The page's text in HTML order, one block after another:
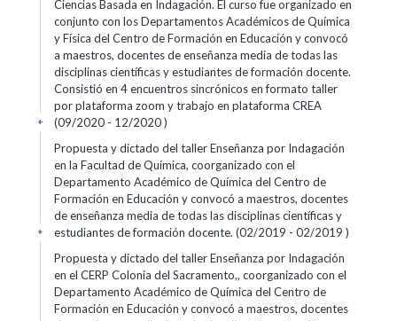
Ciencias Basada en Indagación. El curso fue organizado en
conjunto con los Departamentos Académicos de Química
y Física del Centro de Formación en Educación y convocó
a maestros, docentes de enseñanza media de todas las
disciplinas científicas y estudiantes de formación docente.
Consistió en 4 encuentros sincrónicos en formato taller
por plataforma zoom y trabajo en plataforma CREA
(09/2020 - 12/2020 )
+
Propuesta y dictado del taller Enseñanza por Indagación
en la Facultad de Química, coorganizado con el
Departamento Académico de Química del Centro de
Formación en Educación y convocó a maestros, docentes
de enseñanza media de todas las disciplinas científicas y
estudiantes de formación docente. (02/2019 - 02/2019 )
+
Propuesta y dictado del taller Enseñanza por Indagación
en el CERP Colonia del Sacramento,, coorganizado con el
Departamento Académico de Química del Centro de
Formación en Educación y convocó a maestros, docentes